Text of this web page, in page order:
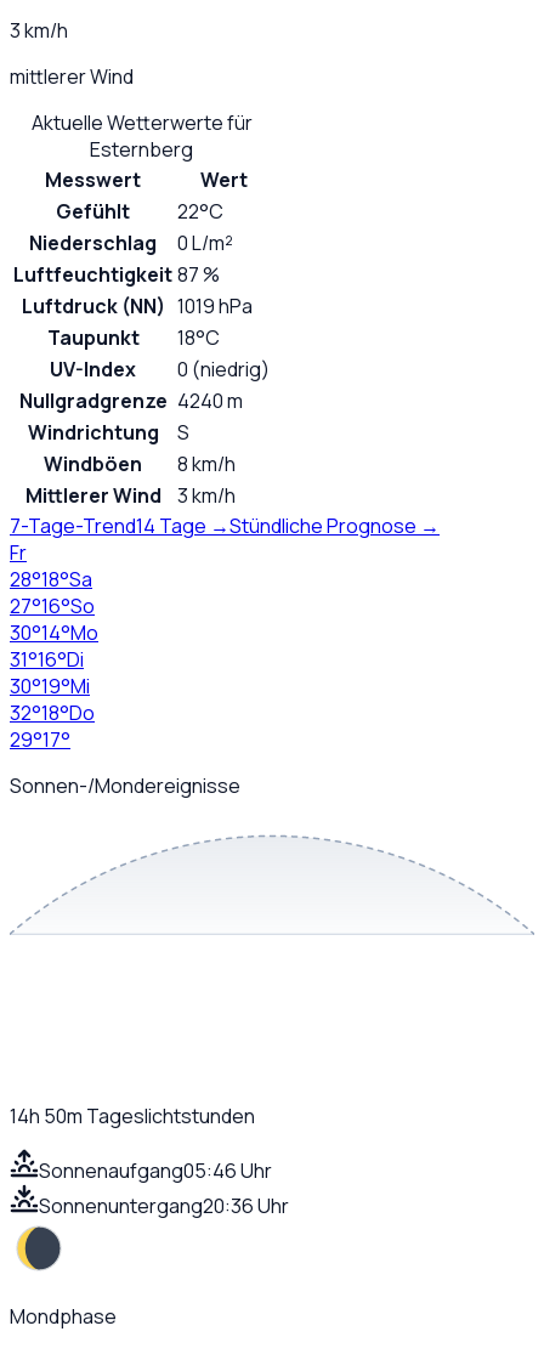
3 km/h
mittlerer Wind
Aktuelle Wetterwerte für
Esternberg
Messwert
Wert
Gefühlt
22°C
Niederschlag
0 L/m²
Luftfeuchtigkeit87 %
Luftdruck (NN) 1019 hPa
Taupunkt
18°C
UV-Index
0 (niedrig)
Nullgradgrenze 4240 m
Windrichtung
S
Windböen
8 km/h
Mittlerer Wind
3 km/h
7-Tage-Trend14 Tage →Stündliche Prognose →
Fr
28°18°Sa
27°16°So
30°14°Mo
31°16°Di
30°19°Mi
32°18°Do
29°17°
Sonnen-/Mondereignisse
14h 50m Tageslichtstunden
Sonnenaufgang05:46 Uhr
Sonnenuntergang20:36 Uhr
Mondphase